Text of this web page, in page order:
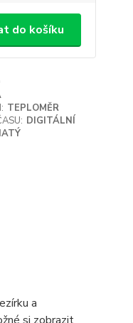
do košíku
TEPLOMĚR
DIGITÁLNÍ
a
si zobrazit